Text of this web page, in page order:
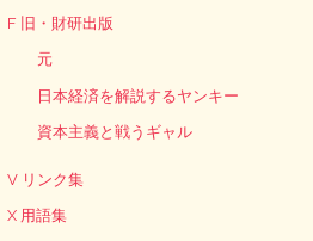
F 旧・財研出版
元
日本経済を解説するヤンキー
資本主義と戦うギャル
V リンク集
X 用語集